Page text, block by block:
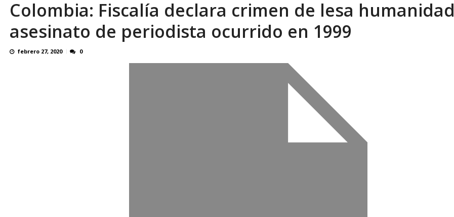
Colombia: Fiscalía declara crimen de lesa humanidad
asesinato de periodista ocurrido en 1999
febrero 27, 2020 0